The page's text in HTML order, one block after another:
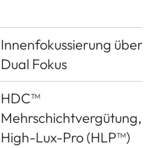
Innenfokussierung über
Dual Fokus
HDC™
Mehrschichtvergütung,
High-Lux-Pro (HLP™)